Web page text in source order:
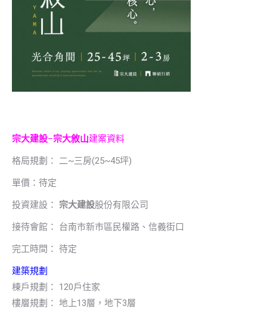
宗大建設–宗大敘山建案資料
格局規劃： 二~三房(25~45坪)
單價：待定
投資建設： 宗大建設股份有限公司
接待會館： 台南市新市區民權路、信義街口
完工時間： 待定
建築規劃
棟戶規劃： 120戶住家
樓層規劃： 地上13層，地下3層